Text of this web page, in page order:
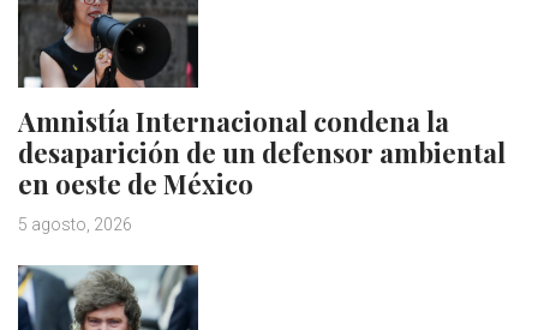
Amnistía Internacional condena la
desaparición de un defensor ambiental
en oeste de México
5 agosto, 2026